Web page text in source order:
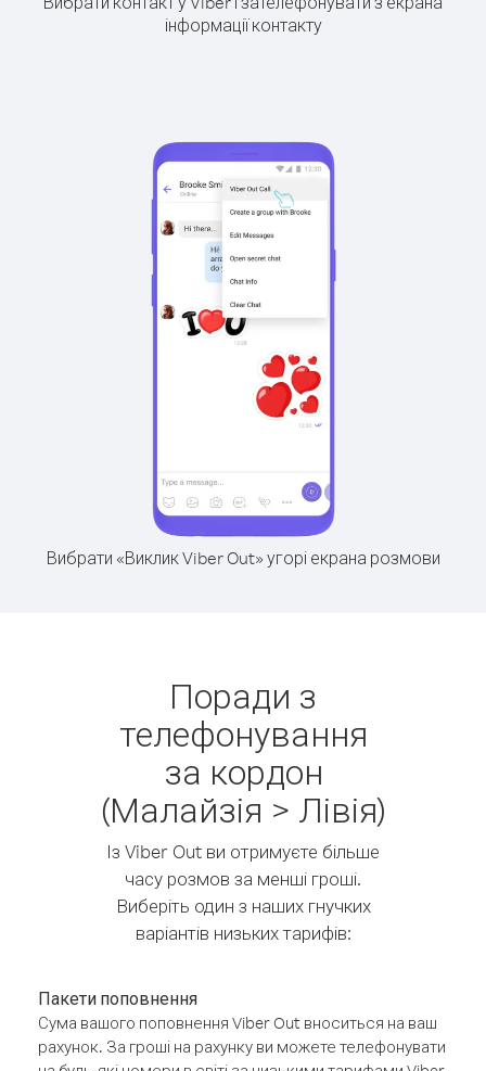
інформації контакту
Вибрати «Виклик Viber Out» угорі екрана розмови
Поради з
телефонування
за кордон
(Малайзія > Лівія)
Із Viber Out ви отримуєте більше
часу розмов за менші гроші.
Виберіть один з наших гнучких
варіантів низьких тарифів:
Пакети поповнення
Сума вашого поповнення Viber Out вноситься на ваш
рахунок. За гроші на рахунку ви можете телефонувати